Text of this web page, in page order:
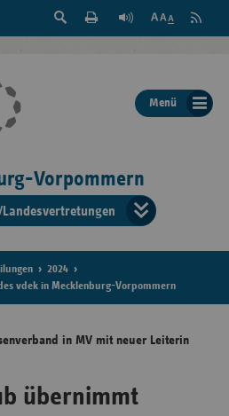
Suche
der
Seite
Feed
Menü
Vorpommern
der
2024
vdek in Mecklenburg-Vorpommern
in MV mit neuer Leiterin
übernimmt